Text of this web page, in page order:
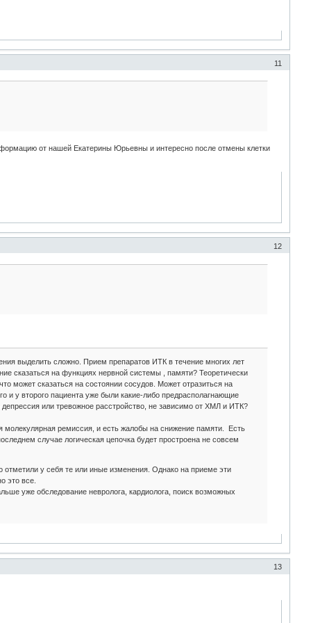
11
от нашей Екатерины Юрьевны и интересно после отмены клетки
12
выделить сложно. Прием препаратов ИТК в течение многих лет
сказаться на функциях нервной системы , памяти? Теоретически
может сказаться на состоянии сосудов. Может отразиться на
и у второго пациента уже были какие-либо предрасполагнающие
или тревожное расстройство, не зависимо от ХМЛ и ИТК?
молекулярная ремиссия, и есть жалобы на снижение памяти. Есть
случае логическая цепочка будет простроена не совсем
у себя те или иные изменения. Однако на приеме эти
это все.
уже обследование невролога, кардиолога, поиск возможных
13